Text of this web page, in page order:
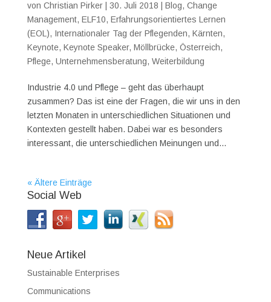
von Christian Pirker| 30. Juli 2018 Blog, Change
Management, ELF10, Erfahrungsorientiertes Lernen
(EOL), Internationaler Tag der Pflegenden, Kärnten,
Keynote, Keynote Speaker, Möllbrücke, Österreich,
Pflege, Unternehmensberatung, Weiterbildung
Industrie 4.0 und Pflege – geht das überhaupt
zusammen? Das ist eine der Fragen, die wir uns in den
letzten Monaten in unterschiedlichen Situationen und
Kontexten gestellt haben. Dabei war es besonders
interessant, die unterschiedlichen Meinungen und...
« Ältere Einträge
Social Web
Neue Artikel
Sustainable Enterprises
Communications